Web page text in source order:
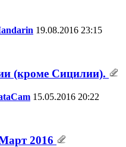
19.08.2016 23:15
(кроме Cицилии).
15.05.2016 20:22
2016